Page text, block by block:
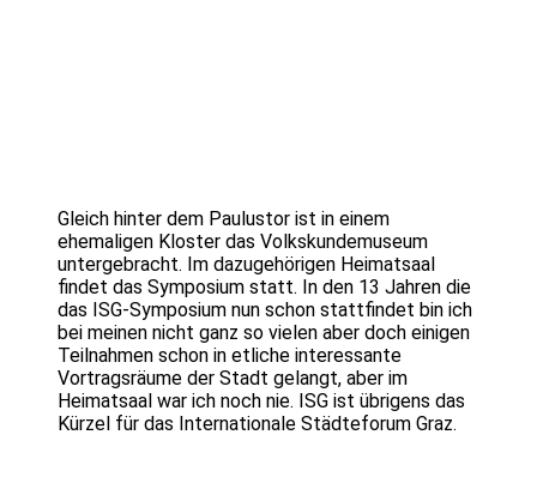
Gleich hinter dem Paulustor ist in einem
ehemaligen Kloster das Volkskundemuseum
untergebracht. Im dazugehörigen Heimatsaal
findet das Symposium statt. In den 13 Jahren die
das ISG-Symposium nun schon stattfindet bin ich
bei meinen nicht ganz so vielen aber doch einigen
Teilnahmen schon in etliche interessante
Vortragsräume der Stadt gelangt, aber im
Heimatsaal war ich noch nie. ISG ist übrigens das
Kürzel für das Internationale Städteforum Graz.